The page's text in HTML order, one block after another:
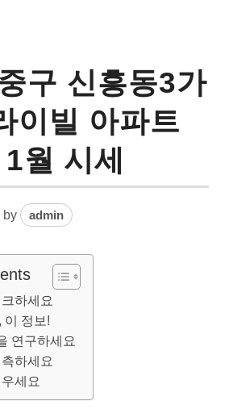
구 신흥동3가
이빌 아파트
월 시세
by admin
하세요
이 정보!
연구하세요
하세요
세요